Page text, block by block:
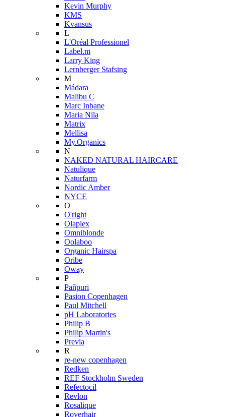
Kevin Murphy
KMS
Kvansus
L
L'Oréal Professionel
Label.m
Larry King
Lernberger Stafsing
M
Mádara
Malibu C
Marc Inbane
Maria Nila
Matrix
Mellisa
My.Organics
N
NAKED NATURAL HAIRCARE
Natulique
Naturfarm
Nordic Amber
NYCE
O
O'right
Olaplex
Omniblonde
Oolaboo
Organic Hairspa
Oribe
Oway
P
Pañpuri
Pasion Copenhagen
Paul Mitchell
pH Laboratories
Philip B
Philip Martin's
Previa
R
re-new copenhagen
Redken
REF Stockholm Sweden
Refectocil
Revlon
Rosalique
Roverhair